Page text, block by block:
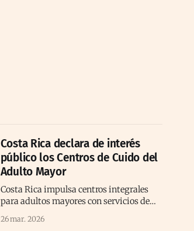
Costa Rica declara de interés
público los Centros de Cuido del
Adulto Mayor
Costa Rica impulsa centros integrales
para adultos mayores con servicios de
territorio nacional.
26 mar. 2026